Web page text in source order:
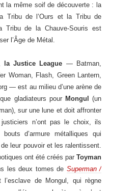
la même soif de découverte : la
Tribu de l’Ours et la Tribu de
Tribu de la Chauve-Souris est
l’Âge de Métal.
la Justice League — Batman,
Woman, Flash, Green Lantern,
— est au milieu d’une arène de
gladiateurs pour Mongul
(un
sur une lune et doit affronter
n’ont pas le choix, ils
d’armure métalliques qui
leur pouvoir et les ralentissent.
ont été créés par Toyman
les deux tomes de Superman /
de Mongul, qui règne